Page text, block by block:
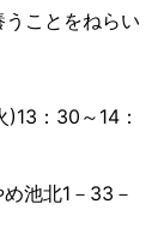
ことをねらい
：30～14：
池北1－33－